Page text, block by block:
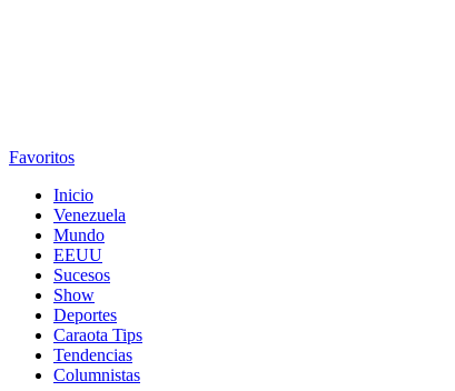
Favoritos
Inicio
Venezuela
Mundo
EEUU
Sucesos
Show
Deportes
Caraota Tips
Tendencias
Columnistas